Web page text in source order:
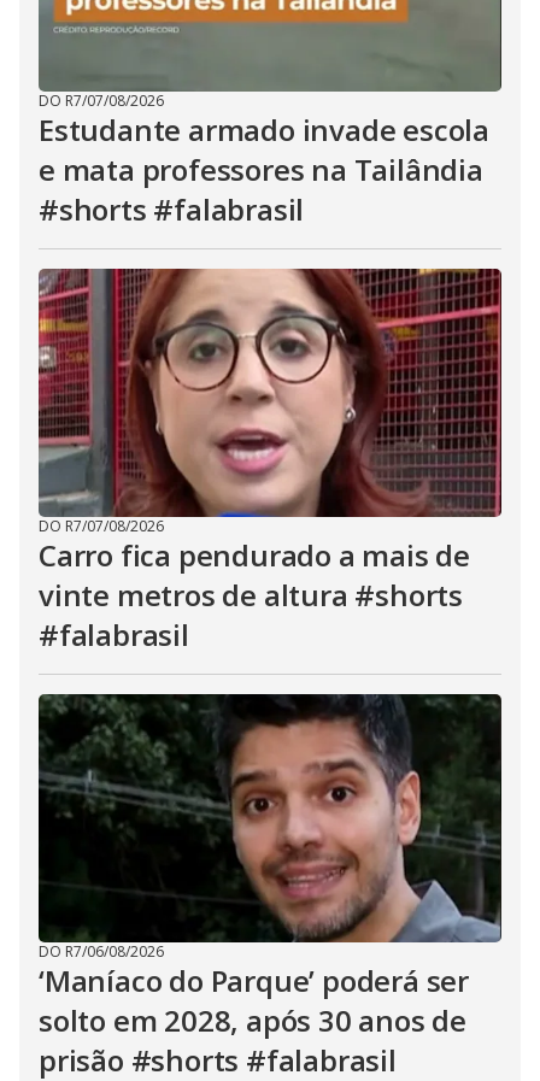
DO R7/07/08/2026
Estudante armado invade escola
e mata professores na Tailândia
#shorts #falabrasil
DO R7/07/08/2026
Carro fica pendurado a mais de
vinte metros de altura #shorts
#falabrasil
DO R7/06/08/2026
‘Maníaco do Parque’ poderá ser
solto em 2028, após 30 anos de
prisão #shorts #falabrasil